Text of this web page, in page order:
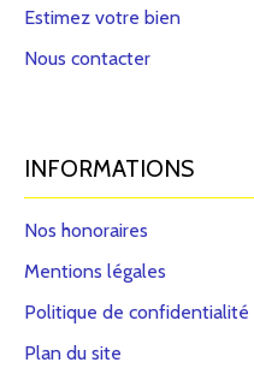
Estimez votre bien
Nous contacter
INFORMATIONS
Nos honoraires
Mentions légales
Politique de confidentialité
Plan du site